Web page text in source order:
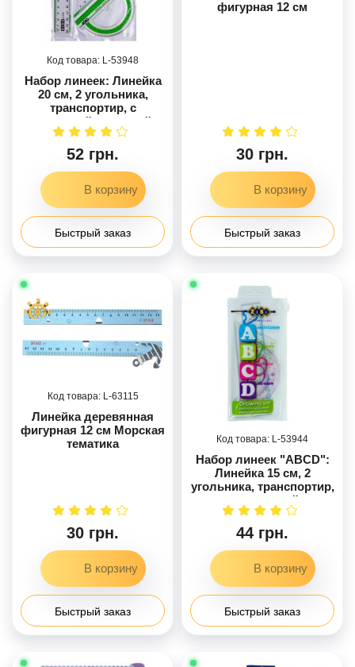
53948
Набор линеек: Линейка
20 см, 2 угольника,
транспортир, с
салатовой полоской.
52 грн.
Быстрый заказ
фигурная 12 см
30 грн.
Быстрый заказ
63115
Линейка деревянная
фигурная 12 см Морская
тематика
30 грн.
Быстрый заказ
53944
Набор линеек "ABCD":
Линейка 15 см, 2
угольника, транспортир,
прозрачный
44 грн.
Быстрый заказ